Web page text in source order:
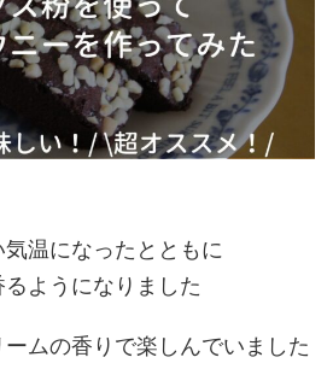
温になったとともに
ようになりました
ムの香りで楽しんでいました